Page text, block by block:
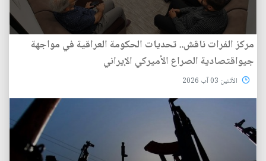
مركز الفرات ناقش.. تحديات الحكومة العراقية في مواجهة
جيواقتصادية الصراع الأميركي الإيراني
الأثنين 03 آب 2026